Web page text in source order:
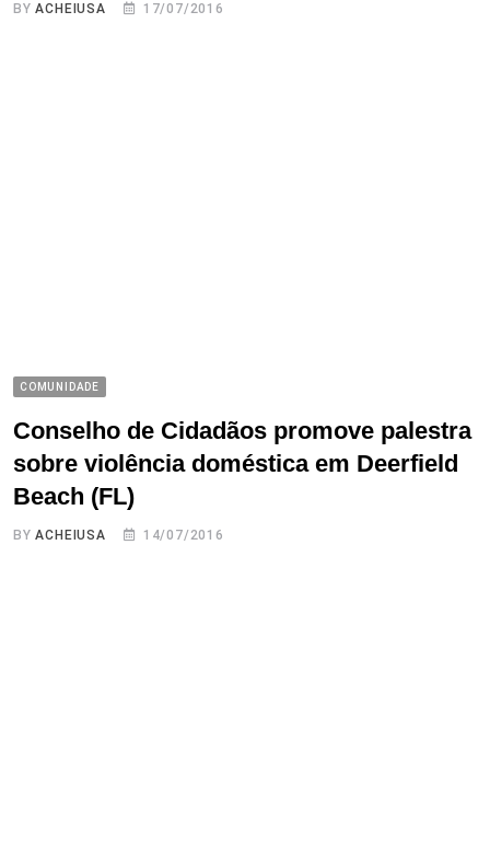
BYACHEIUSA 17/07/2016
COMUNIDADE
Conselho de Cidadãos promove palestra
sobre violência doméstica em Deerfield
Beach (FL)
BYACHEIUSA 14/07/2016